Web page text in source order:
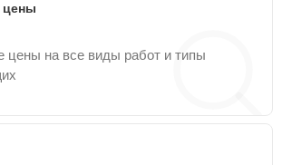
цены
цены на все виды работ и типы